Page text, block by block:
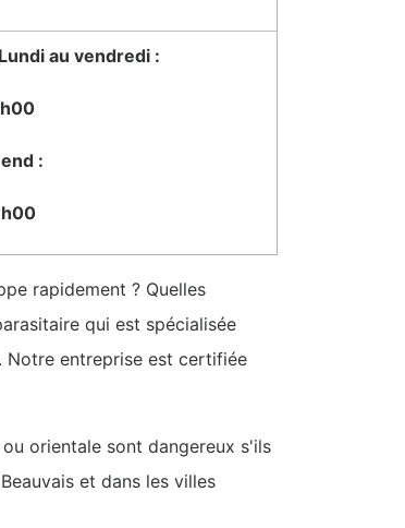
au vendredi :
:
rapidement ? Quelles
qui est spécialisée
Notre entreprise est certifiée
orientale sont dangereux s'ils
et dans les villes